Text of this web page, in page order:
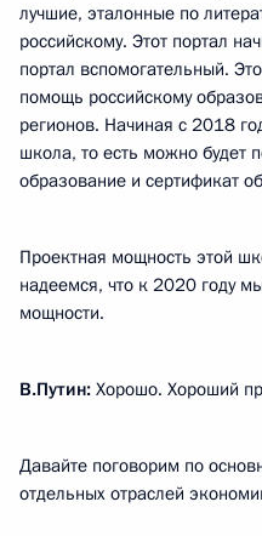
лучшие, эталонные по
российскому. Этот портал
портал вспомогательный.
помощь российскому
регионов. Начиная с 2018
школа, то есть можно будет
образование и сертификат
Проектная мощность этой
надеемся, что к 2020 году
мощности.
В.Путин: Хорошо. Хороший
Давайте поговорим по
отдельных отраслей